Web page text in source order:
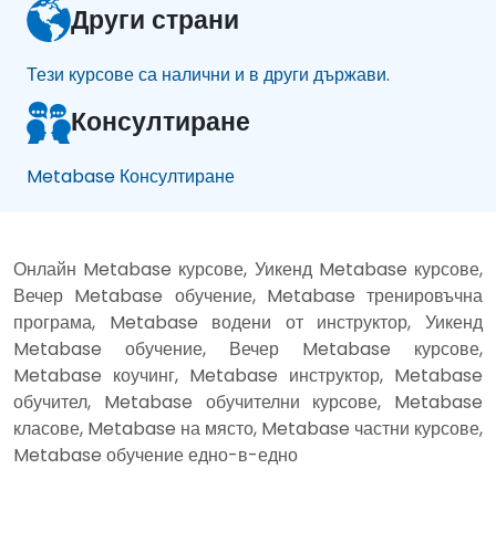
Други страни
Тези курсове са налични и в други държави.
Консултиране
Metabase Консултиране
Онлайн Metabase курсове, Уикенд Metabase курсове,
Вечер Metabase обучение, Metabase тренировъчна
програма, Metabase водени от инструктор, Уикенд
Metabase обучение, Вечер Metabase курсове,
Metabase коучинг, Metabase инструктор, Metabase
обучител, Metabase обучителни курсове, Metabase
класове, Metabase на място, Metabase частни курсове,
Metabase обучение едно-в-едно